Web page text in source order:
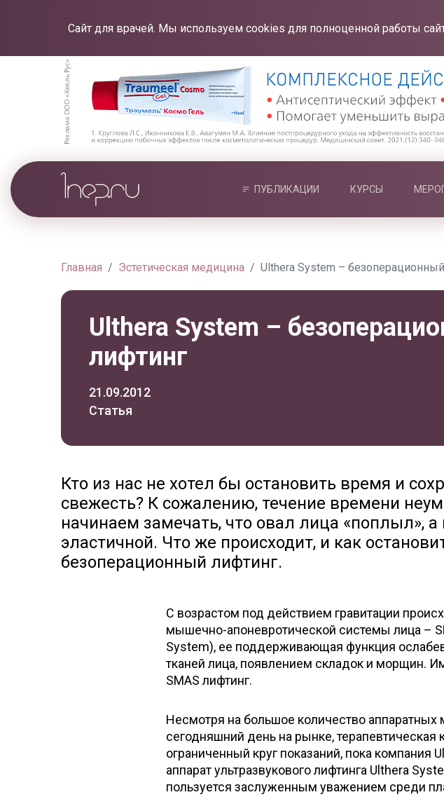
Сайт для врачей. Мы используем cookies для полноценной работы
ПУБЛИКАЦИИ КУРСЫ
Главная Эстетическая медицина Ulthera System –
Ulthera System –
лифтинг
21.09.2012
Статья
Кто из нас не хотел бы остановить время и
свежесть? К сожалению, течение времени
начинаем замечать, что овал лица «поплыл»,
эластичной. Что же происходит, и как
безоперационный лифтинг.
С возрастом под действием гравитации
мышечно-апоневротической системы лица –
System), ее поддерживающая функция
тканей лица, появлением складок и морщин.
SMAS лифтинг.
Несмотря на большое количество аппаратных
сегодняшний день на рынке, терапевтическая
ограниченный круг показаний, пока компания
аппарат ультразвукового лифтинга Ulthera
пользуется заслуженным уважением среди